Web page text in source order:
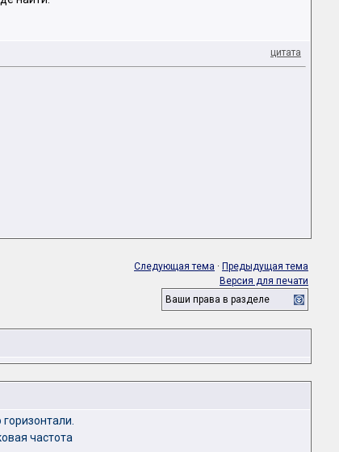
цитата
Следующая тема · Предыдущая тема
Версия для печати
Ваши права в разделе
частота